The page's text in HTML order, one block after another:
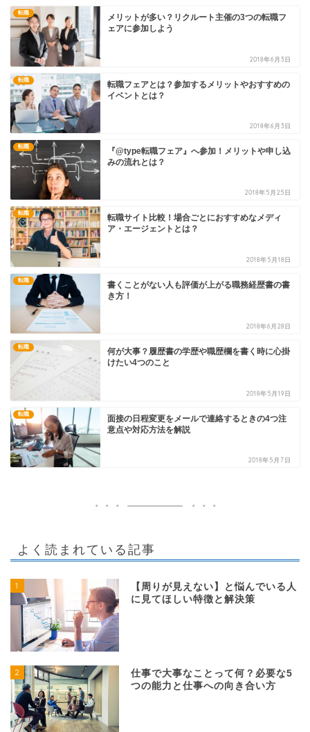
転職
メリットが多い？リクルート主催の3つの転職フ
ェアに参加しよう
2018年6月3日
転職
転職フェアとは？参加するメリットやおすすめの
イベントとは？
2018年6月3日
転職
『@type転職フェア』へ参加！メリットや申し込
みの流れとは？
2018年5月25日
転職
転職サイト比較！場合ごとにおすすめなメディ
ア・エージェントとは？
2018年5月18日
転職
書くことがない人も評価が上がる職務経歴書の書
き方！
2018年6月28日
転職
何が大事？履歴書の学歴や職歴欄を書く時に心掛
けたい4つのこと
2018年5月19日
転職
面接の日程変更をメールで連絡するときの4つ注
意点や対応方法を解説
2018年5月7日
よく読まれている記事
1
【周りが見えない】と悩んでいる人
に見てほしい特徴と解決策
2
仕事で大事なことって何？必要な5
つの能力と仕事への向き合い方